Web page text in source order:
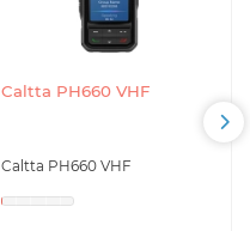
Caltta PH660 VHF
Caltta PH660 VHF